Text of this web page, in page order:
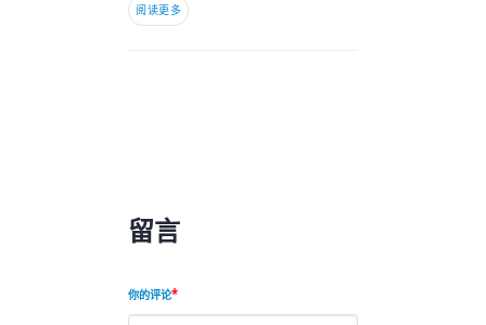
阅读更多
留言
你的评论